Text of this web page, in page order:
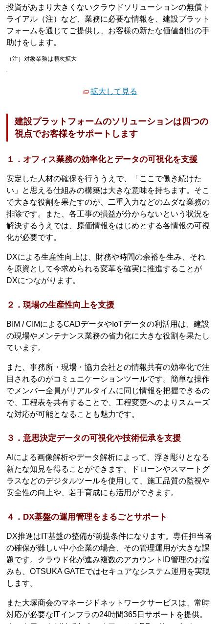
投資があまり大きくないクラウドソリューションの無償ト
ライアル（注）など、業務に必要な情報を、建設プラット
フォームを通じてご提供し、お客様の新たな価値創出の手
助けをします。
（注）対象業務は順次拡大
拡大して見る
建設プラットフォームのソリューションは四つの
視点でお客様をサポートします
１．オフィス業務の効率化とデータの可視化を支援
安定した人材の確保を行ううえで、「ここで働き続けた
い」と思える仕組みの構築は大きな意味を持ちます。そこ
で大きな役割を果たすのが、二重入力などのムダな業務の
排除です。また、各工事の損益が分からないという状況を
解決するうえでは、原価情報をはじめとする各情報の可視
化が必要です。
DXによる生産性向上は、財務や時間の余裕を生み、それ
を原資として今求められる変革を確実に推進することが
DXにつながります。
２．現場の生産性向上を支援
BIM / CIMによるCADデータやIoTデータの利活用は、建設
の現場やメンテナンス業務の省力化に大きな役割を果たし
ています。
また、事務所・現場・協力会社との情報共有の効率化で注
目されるのがコミュニケーションツールです。簡単な操作
でメンバー全員がリアルタイムに同じ情報を把握できるの
で、工程表を共有することで、工程変更へのよりスムーズ
な対応が可能となることも魅力です。
３．意思決定データの可視化や技術伝承を支援
AIによる画像解析やデータ解析によって、浮き彫りとなる
新たな知見を得ることができます。ドローンやスマートグ
ラスなどのデジタルツールを使用して、施工品質の監視や
安全性の向上や、若手育成にも活用ができます。
４．DX基盤の運用管理をまるごとサポート
DX推進はIT基盤の整備が前提条件になります。専任担当者
の確保が難しい中小企業の場合、その管理運用が大きな課
題です。クラウド化が進み複数のアカウントID管理のお悩
みも、OTSUKA GATEではセキュアなシステム運用を実現
します。
また大塚商会のマネージドネットワークサービスは、常時
対応が必要なITインフラの24時間365日サポートを提供。